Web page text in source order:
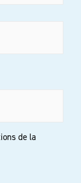
de la